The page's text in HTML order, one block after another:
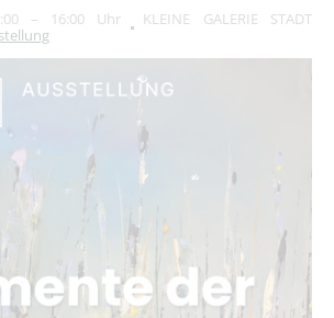
– 16:00 Uhr
KLEINE GALERIE STADT